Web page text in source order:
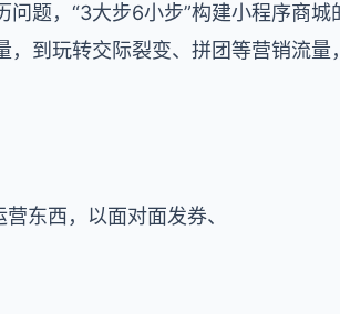
题，“3大步6小步”构建小程序商
到玩转交际裂变、拼团等营销流量
东西，以面对面发券、